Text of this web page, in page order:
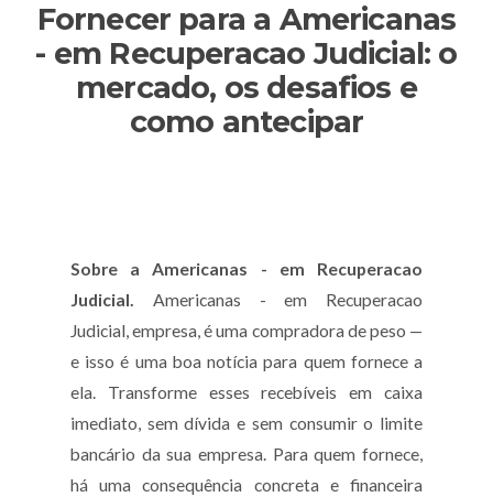
Fornecer para a Americanas
- em Recuperacao Judicial: o
mercado, os desafios e
como antecipar
Sobre a Americanas - em Recuperacao
Judicial. Americanas - em Recuperacao
Judicial, empresa, é uma compradora de peso —
e isso é uma boa notícia para quem fornece a
ela. Transforme esses recebíveis em caixa
imediato, sem dívida e sem consumir o limite
bancário da sua empresa. Para quem fornece,
há uma consequência concreta e financeira